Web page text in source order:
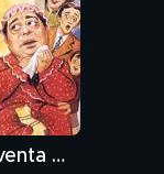
Papà diventa mamma